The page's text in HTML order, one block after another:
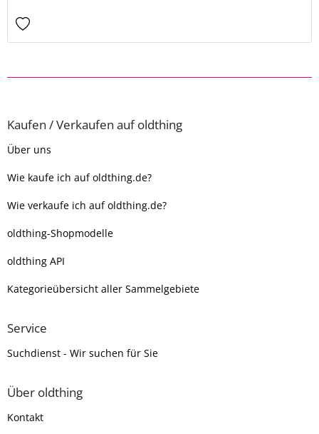
Kaufen / Verkaufen auf oldthing
Über uns
Wie kaufe ich auf oldthing.de?
Wie verkaufe ich auf oldthing.de?
oldthing-Shopmodelle
oldthing API
Kategorieübersicht aller Sammelgebiete
Service
Suchdienst - Wir suchen für Sie
Über oldthing
Kontakt